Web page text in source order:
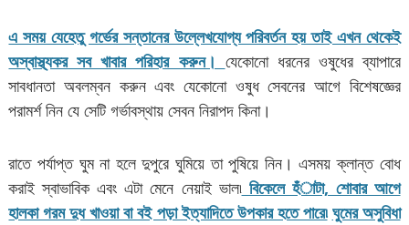
এ সময় যেহেতু গর্ভের সন্তানের উল্লেখযোগ্য পরিবর্তন হয় তাই এখন থেকেই
অস্বাস্থ্যকর সব খাবার পরিহার করুন। যেকোনো ধরনের ওষুধের ব্যাপারে
সাবধানতা অবলম্বন করুন এবং যেকোনো ওষুধ সেবনের আগে বিশেষজ্ঞের
পরামর্শ নিন যে সেটি গর্ভাবস্থায় সেবন নিরাপদ কিনা।
রাতে পর্যাপ্ত ঘুম না হলে দুপুরে ঘুমিয়ে তা পুষিয়ে নিন। এসময় ক্লান্ত বোধ
করাই স্বাভাবিক এবং এটা মেনে নেয়াই ভাল৷বিকেলে হঁাটা, শোবার আগে
হালকা গরম দুধ খাওয়া বা বই পড়া ইত্যাদিতে উপকার হতে পারে৷ ঘুমের অসুবিধা